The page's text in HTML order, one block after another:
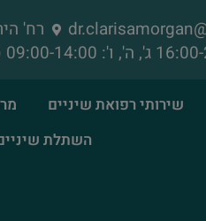
רח' הירדן 91,
שירותי רפואת שיניים
השתלת